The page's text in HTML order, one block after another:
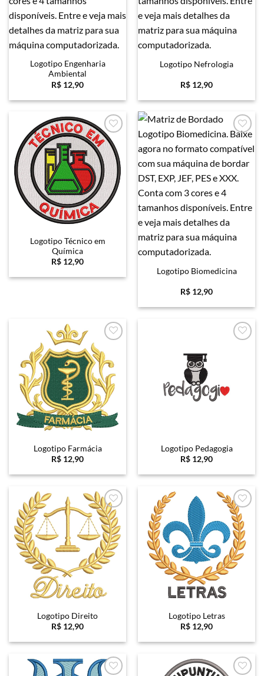
Logotipo Engenharia
Ambiental
R$ 12,90
Logotipo Nefrologia
R$ 12,90
Favoritar
Logotipo Técnico em
Química
R$ 12,90
Logotipo Biomedicina
R$ 12,90
Favoritar
Logotipo Farmácia
R$ 12,90
Logotipo Pedagogia
R$ 12,90
Favoritar
Logotipo Direito
R$ 12,90
Favoritar
Logotipo Letras
R$ 12,90